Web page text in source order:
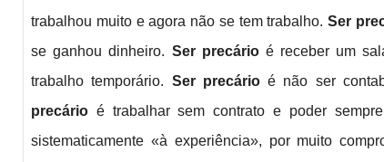
trabalhou muito e agora não se tem trabalho.Ser
se ganhou dinheiro. Ser precárioé receber um
trabalho temporário. Ser precárioé não ser
precário é trabalhar sem contrato e poder
sistematicamente «à experiência», por muito